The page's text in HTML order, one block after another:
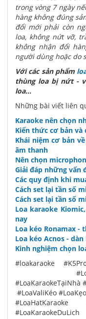
trong vòng 7 ngày
hàng không đúng
đổi mới phải còn
loa, không nứt vỡ,
không nhận đổi
người dùng hoặc do
Với các sản phẩm
thùng loa bị nứt -
loa...
Những bài viết liên
Karaoke nên chọn
Kiến thức cơ bản và
Khái niệm cơ bản
âm thanh
Nên chọn
Giải đáp những vấn
Các quy định khi
Cách set lại tần số
Cách set lại tần số
Loa karaoke
nay
Loa kéo Ronamax -
Loa kéo Acnos -
Kinh nghiệm chọn
#loakaraoke
#LoaKaraokeTạiNhà
#LoaValiKéo
#LoaHatKaraoke